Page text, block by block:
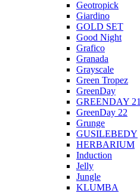
Geotropick
Giardino
GOLD SET
Good Night
Grafico
Granada
Grayscale
Green Tropez
GreenDay
GREENDAY 21
GreenDay 22
Grunge
GUSILEBEDY
HERBARIUM
Induction
Jelly
Jungle
KLUMBA